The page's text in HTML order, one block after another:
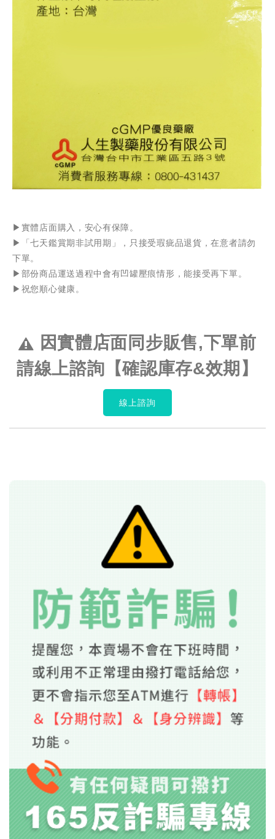
▶️實體店面購入，安心有保障。
▶️「七天鑑賞期非試用期」，只接受瑕疵品退貨，在意者請勿
下單。
▶️部份商品運送過程中會有凹罐壓痕情形，能接受再下單。
▶️祝您順心健康。
因實體店面同步販售,下單前
請線上諮詢【確認庫存&效期】
線上諮詢